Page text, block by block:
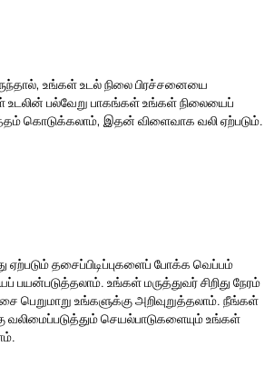
உங்கள் உடல் நிலை பிரச்சனையை
உடலின் பல்வேறு பாகங்கள் உங்கள் நிலையைப்
கொடுக்கலாம், இதன் விளைவாக வலி ஏற்படும்.
ஏற்படும் தசைப்பிடிப்புகளைப் போக்க வெப்பம்
பயன்படுத்தலாம். உங்கள் மருத்துவர் சிறிது நேரம்
பெறுமாறு உங்களுக்கு அறிவுறுத்தலாம். நீங்கள்
வலிமைப்படுத்தும் செயல்பாடுகளையும் உங்கள்